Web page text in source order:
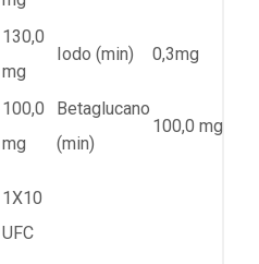
130,0
mg
Iodo (min) 0,3mg
100,0
mg
Betaglucano
(min)
100,0 mg
1X10
UFC